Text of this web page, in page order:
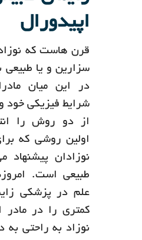
اپیدورال
قرن هاست که
سزارین و یا طبیعی
در این میان
شرایط فیزیکی خود
از دو روش را
اولین روشی که
نوزادان پیشنهاد
طبیعی است.
علم در پزشکی
کمتری را در مادر
نوزاد به راحتی به